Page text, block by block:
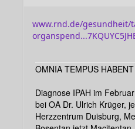
www.rnd.de/gesundheit/
OMNIA TEMPUS HABENT
Diagnose IPAH im
bei OA Dr. Ulrich Krüger,
Herzzentrum Duisburg,